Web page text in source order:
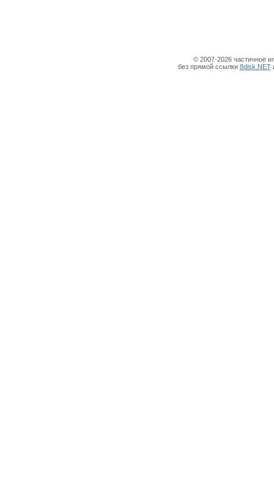
© 2007-2026 частичное
без прямой ссылки 8disk.NET